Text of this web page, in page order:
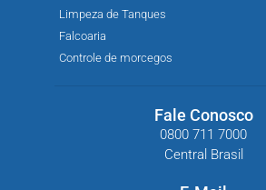
Limpeza de Tanques
Falcoaria
Controle de morcegos
Fale Conosco
0800 711 7000
Central Brasil